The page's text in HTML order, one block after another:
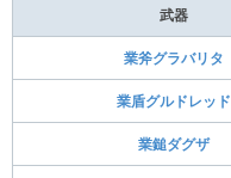
武器
業斧グラバリタ
業盾グルドレッド
業鎚ダグザ